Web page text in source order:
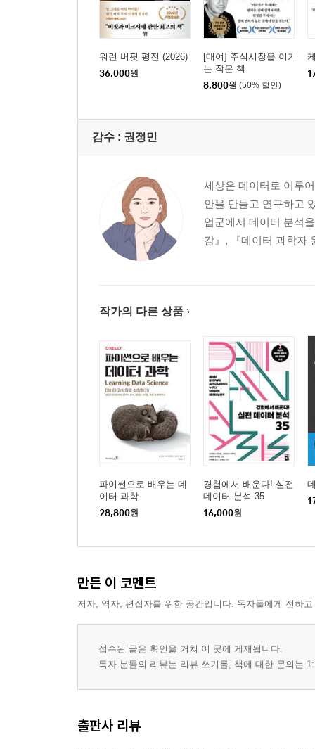
워런 버핏 평전 (2026)
36,000원
[대여] 주식시장을 이기
는 작은 책
8,800원 (50% 할인)
감수 : 권정민
세상은 데이터로 이루
안을 만들고 연구하고
업군에서 데이터 분석
감』, 『데이터 과학자
작가의 다른 상품
파이썬으로 배우는 데
이터 과학
28,800원
경험에서 배운다! 실전
데이터 분석 35
16,000원
만든 이 코멘트
저자, 역자, 편집자를 위한 공간입니다. 독자들에게 전하
접수된 글은 확인을 거쳐 이 곳에 게재됩니다.
독자 분들의 리뷰는 리뷰 쓰기를, 책에 대한 문의는
출판사 리뷰